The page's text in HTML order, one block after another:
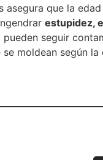
asegura que la
estupidez,
seguir
moldean según